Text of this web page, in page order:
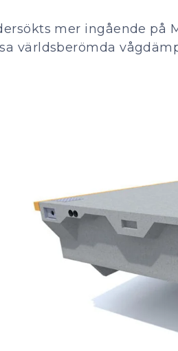
mer ingående på
världsberömda